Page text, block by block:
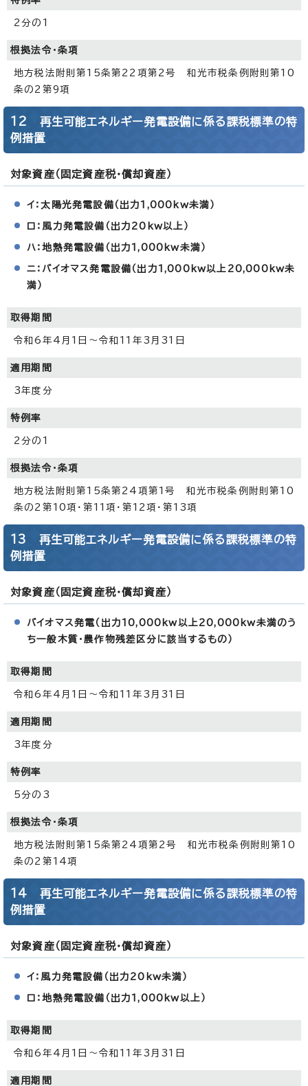
2分の1
根拠法令・条項
地方税法附則第15条第22項第2号 和光市税条例附則第10
条の2第9項
12 再生可能エネルギー発電設備に係る課税標準の特
例措置
対象資産（固定資産税・償却資産）
イ：太陽光発電設備（出力1,000kw未満）
ロ：風力発電設備（出力20kw以上）
ハ：地熱発電設備（出力1,000kw未満）
ニ：バイオマス発電設備（出力1,000kw以上20,000kw未
満）
取得期間
令和6年4月1日～令和11年3月31日
適用期間
3年度分
特例率
2分の1
根拠法令・条項
地方税法附則第15条第24項第1号 和光市税条例附則第10
条の2第10項・第11項・第12項・第13項
13 再生可能エネルギー発電設備に係る課税標準の特
例措置
対象資産（固定資産税・償却資産）
バイオマス発電（出力10,000kw以上20,000kw未満のう
ち一般木質・農作物残差区分に該当するもの ）
取得期間
令和6年4月1日～令和11年3月31日
適用期間
3年度分
特例率
5分の3
根拠法令・条項
地方税法附則第15条第24項第2号 和光市税条例附則第10
条の2第14項
14 再生可能エネルギー発電設備に係る課税標準の特
例措置
対象資産（固定資産税・償却資産）
イ：風力発電設備（出力20kw未満）
ロ：地熱発電設備（出力1,000kw以上）
取得期間
令和6年4月1日～令和11年3月31日
適用期間